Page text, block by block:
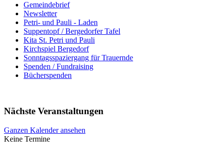
Gemeindebrief
Newsletter
Petri- und Pauli - Laden
Suppentopf / Bergedorfer Tafel
Kita St. Petri und Pauli
Kirchspiel Bergedorf
Sonntagsspaziergang für Trauernde
Spenden / Fundraising
Bücherspenden
Nächste Veranstaltungen
Ganzen Kalender ansehen
Keine Termine